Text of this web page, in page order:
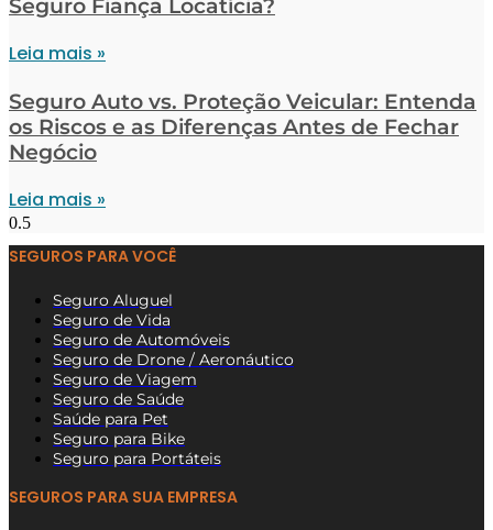
Seguro Fiança Locatícia?
Leia mais »
Seguro Auto vs. Proteção Veicular: Entenda
os Riscos e as Diferenças Antes de Fechar
Negócio
Leia mais »
SEGUROS PARA VOCÊ
Seguro Aluguel
Seguro de Vida
Seguro de Automóveis
Seguro de Drone / Aeronáutico
Seguro de Viagem
Seguro de Saúde
Saúde para Pet
Seguro para Bike
Seguro para Portáteis
SEGUROS PARA SUA EMPRESA